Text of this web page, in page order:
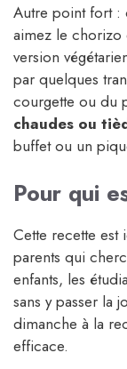
Autre point fort :
aimez le chorizo
version
par quelques
courgette ou du
chaudes ou
buffet ou un
Pour qui
Cette recette est
parents qui
enfants, les
sans y passer la
dimanche à la
efficace.